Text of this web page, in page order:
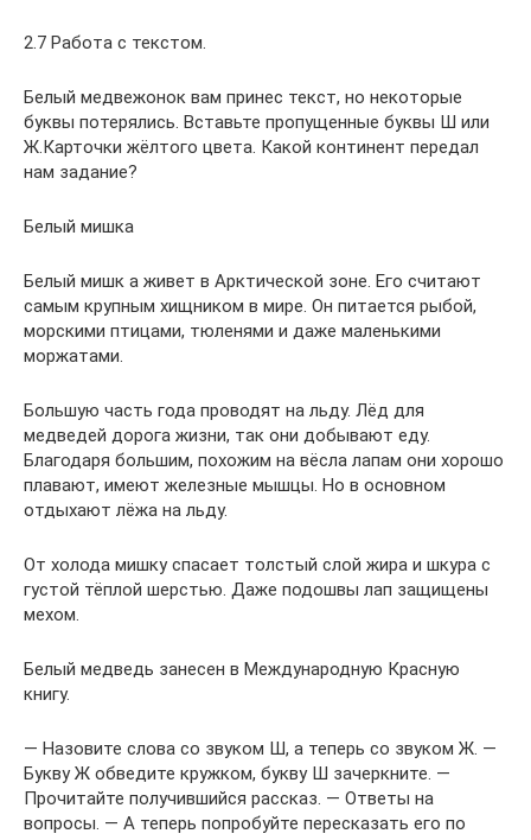
2.7 Работа с текстом.
Белый медвежонок вам принес текст, но некоторые
буквы потерялись. Вставьте пропущенные буквы Ш или
Ж.Карточки жёлтого цвета. Какой континент передал
нам задание?
Белый мишка
Белый мишк а живет в Арктической зоне. Его считают
самым крупным хищником в мире. Он питается рыбой,
морскими птицами, тюленями и даже маленькими
моржатами.
Большую часть года проводят на льду. Лёд для
медведей дорога жизни, так они добывают еду.
Благодаря большим, похожим на вёсла лапам они хорошо
плавают, имеют железные мышцы. Но в основном
отдыхают лёжа на льду.
От холода мишку спасает толстый слой жира и шкура с
густой тёплой шерстью. Даже подошвы лап защищены
мехом.
Белый медведь занесен в Международную Красную
книгу.
— Назовите слова со звуком Ш, а теперь со звуком Ж. —
Букву Ж обведите кружком, букву Ш зачеркните. —
Прочитайте получившийся рассказ. — Ответы на
вопросы. — А теперь попробуйте пересказать его по